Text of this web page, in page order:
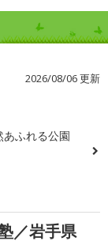
2026/08/06 更新
ふれる公園
／岩手県